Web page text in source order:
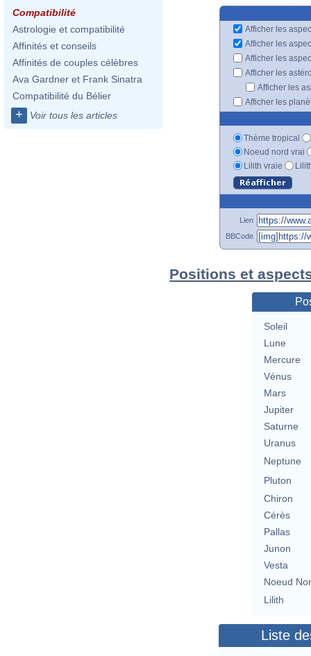
Compatibilité
Astrologie et compatibilité
Affinités et conseils
Affinités de couples célèbres
Ava Gardner et Frank Sinatra
Compatibilité du Bélier
+ Voir tous les articles
Afficher les
Afficher les
Afficher les
Afficher les
Afficher les
Afficher les
Thème tropical
Noeud nord vrai
Lilith vraie
Lien
BBCode
Positions et
Soleil
Lune
Mercure
Vénus
Mars
Jupiter
Saturne
Uranus
Neptune
Pluton
Chiron
Cérès
Pallas
Junon
Vesta
Noeud
Lilith
Liste